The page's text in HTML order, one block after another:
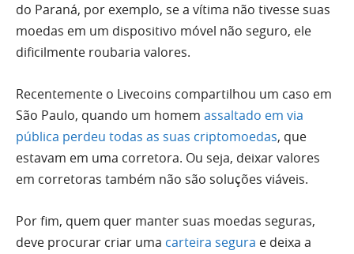
do Paraná, por exemplo, se a vítima não tivesse suas
moedas em um dispositivo móvel não seguro, ele
dificilmente roubaria valores.
Recentemente o Livecoins compartilhou um caso em
São Paulo, quando um homem assaltado em via
pública perdeu todas as suas criptomoedas, que
estavam em uma corretora. Ou seja, deixar valores
em corretoras também não são soluções viáveis.
Por fim, quem quer manter suas moedas seguras,
deve procurar criar uma carteira segura e deixa a